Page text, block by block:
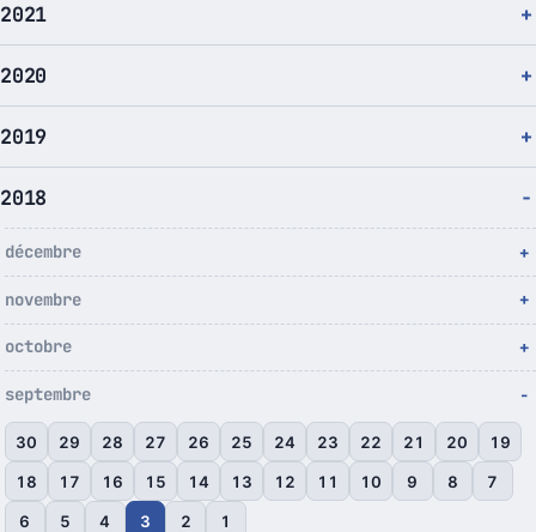
2021
2020
2019
2018
décembre
novembre
octobre
septembre
30 29 28 27 26 25 24 23 22 21 20 19
18 17 16 15 14 13 12 11 10 9 8 7
6 5 4 3 2 1